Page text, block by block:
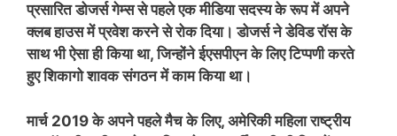
प्रसारित डोजर्स गेम्स से पहले एक मीडिया सदस्य के रूप में अपने
क्लब हाउस में प्रवेश करने से रोक दिया। डोजर्स ने डेविड रॉस के
साथ भी ऐसा ही किया था, जिन्होंने ईएसपीएन के लिए टिप्पणी करते
हुए शिकागो शावक संगठन में काम किया था।
मार्च 2019 के अपने पहले मैच के लिए, अमेरिकी महिला राष्ट्रीय